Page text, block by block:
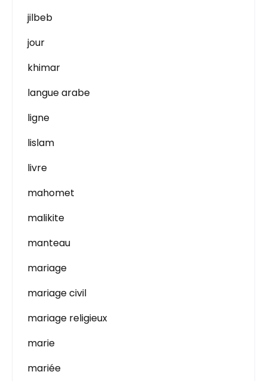
jilbeb
jour
khimar
langue arabe
ligne
lislam
livre
mahomet
malikite
manteau
mariage
mariage civil
mariage religieux
marie
mariée